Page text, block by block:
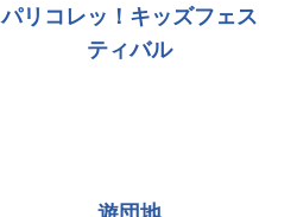
パリコレッ！キッズフェス
ティバル